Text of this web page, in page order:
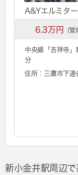
A&Yエルミタ
6.3万円 （管
中央線「 吉祥寺
分
住所：三鷹市下連
新小金井駅周辺